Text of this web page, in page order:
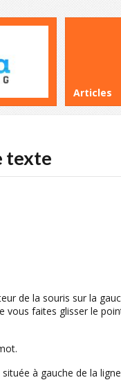
Articles
texte
de la souris sur la
faites glisser le
à gauche de la